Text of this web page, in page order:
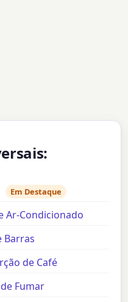
Em Destaque
Ar-Condicionado
Barras
de Café
Fumar